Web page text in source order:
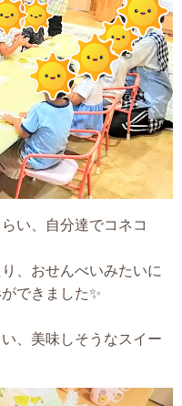
い、自分達でコネコ
、おせんべいみたいに
できました✨
、美味しそうなスイー